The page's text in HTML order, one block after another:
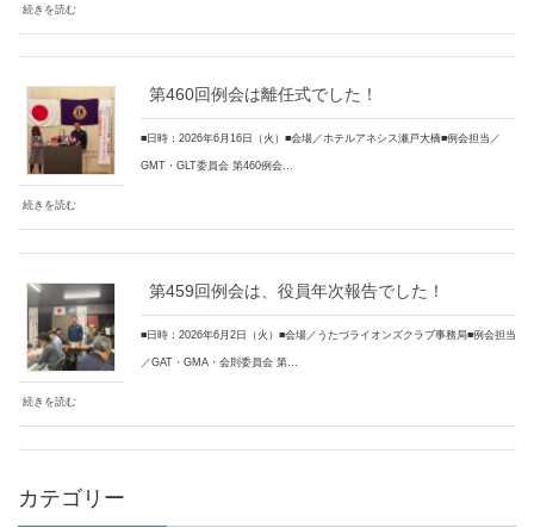
続きを読む
第460回例会は離任式でした！
■日時：2026年6月16日（火）■会場／ホテルアネシス瀬戸大橋■例会担当／
GMT・GLT委員会 第460例会…
続きを読む
第459回例会は、役員年次報告でした！
■日時：2026年6月2日（火）■会場／うたづライオンズクラブ事務局■例会担当
／GAT・GMA・会則委員会 第…
続きを読む
カテゴリー